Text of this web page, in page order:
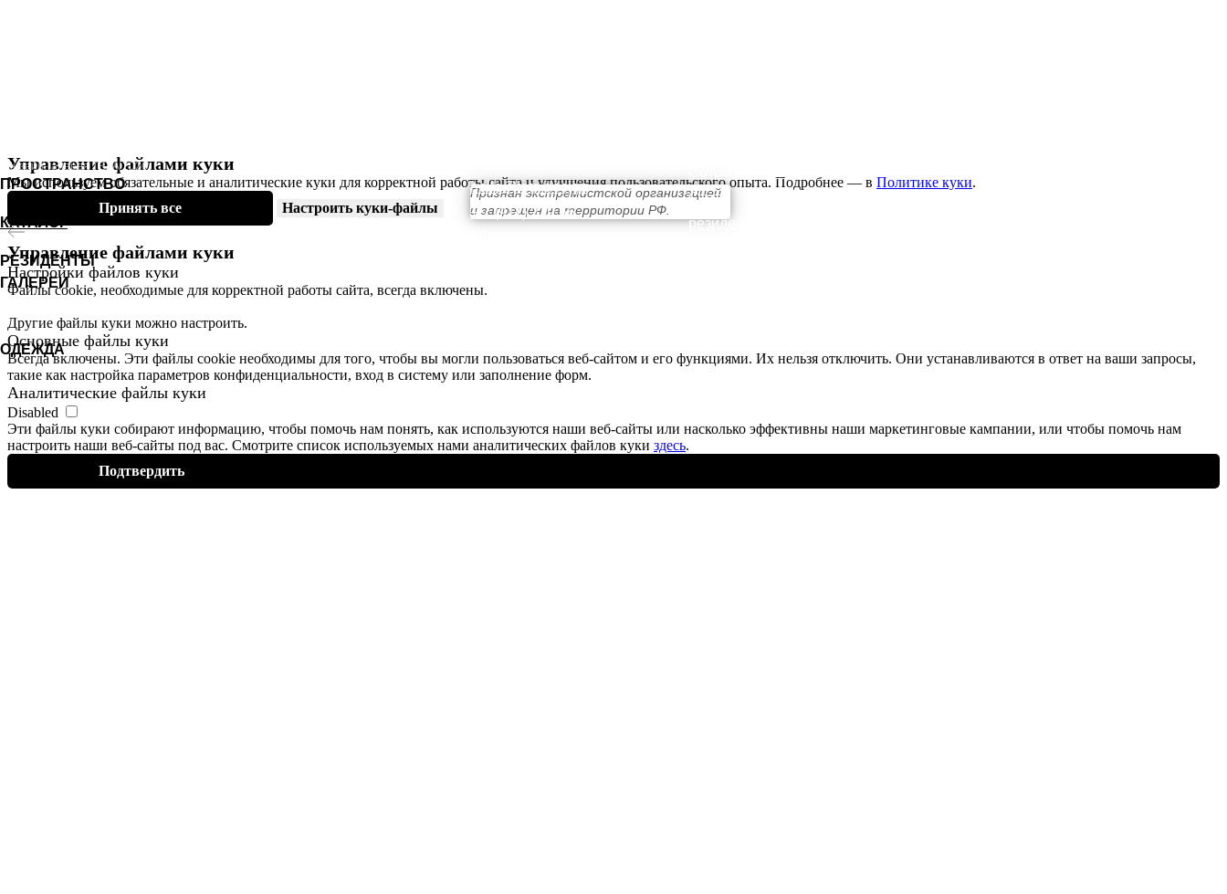
ПРОСТРАНСТВО
КАТАЛОГ
РЕЗИДЕНТЫ
ГАЛЕРЕИ
ОДЕЖДА
Управление файлами куки
Мы используем обязательные и аналитические куки для корректной работы сайта и улучшения пользовательского опыта. Подробнее — в Политике куки.
Принять все
Настроить куки-файлы
Управление файлами куки
Настройки файлов куки
Файлы cookie, необходимые для корректной работы сайта, всегда включены.
Другие файлы куки можно настроить.
Основные файлы куки
Всегда включены. Эти файлы cookie необходимы для того, чтобы вы могли пользоваться веб-сайтом и его функциями. Их нельзя отключить. Они устанавливаются в ответ на ваши запросы,
такие как настройка параметров конфиденциальности, вход в систему или заполнение форм.
Аналитические файлы куки
Disabled
Эти файлы куки собирают информацию, чтобы помочь нам понять, как используются наши веб-сайты или насколько эффективны наши маркетинговые кампании, или чтобы помочь нам
настроить наши веб-сайты под вас. Смотрите список используемых нами аналитических файлов куки здесь.
Подтвердить
Дизайн-галерея ТЕТА 2026.
Признан экстремистской организацией
и запрещен на территории РФ.
hello@teta.design
+ 7 (911) 239 56
Стать
резидентом